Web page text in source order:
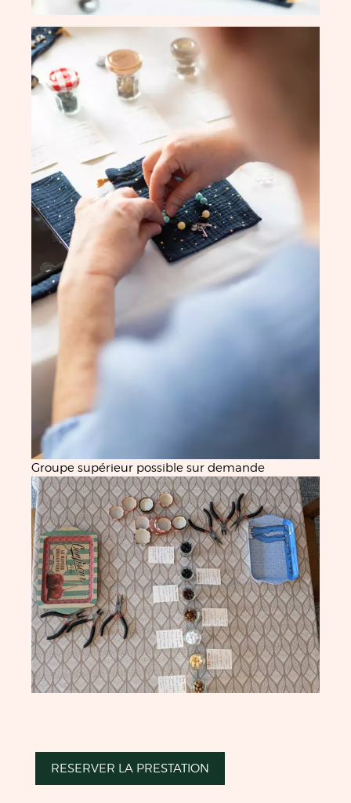
Groupe supérieur possible sur demande
RESERVER LA PRESTATION